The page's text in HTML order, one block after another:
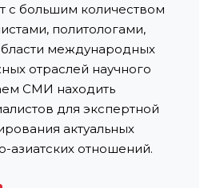
с большим количеством
политологами,
международных
отраслей научного
СМИ находить
для экспертной
актуальных
азиатских отношений.